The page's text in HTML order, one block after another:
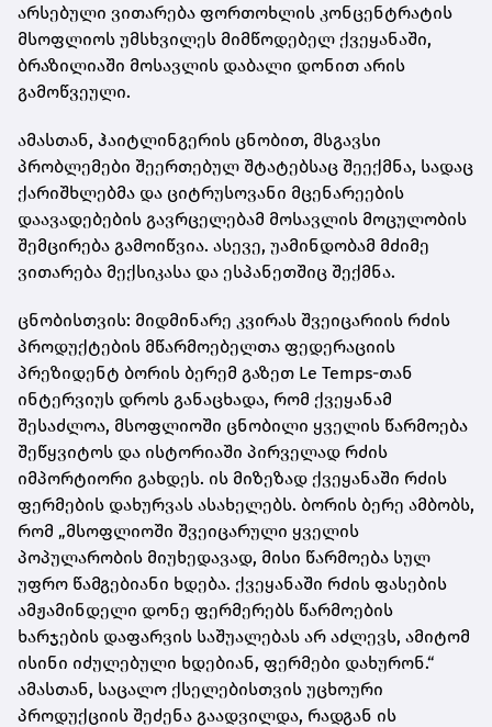
არსებული ვითარება ფორთოხლის კონცენტრატის
მსოფლიოს უმსხვილეს მიმწოდებელ ქვეყანაში,
ბრაზილიაში მოსავლის დაბალი დონით არის
გამოწვეული.
ამასთან, ჰაიტლინგერის ცნობით, მსგავსი
პრობლემები შეერთებულ შტატებსაც შეექმნა, სადაც
ქარიშხლებმა და ციტრუსოვანი მცენარეების
დაავადებების გავრცელებამ მოსავლის მოცულობის
შემცირება გამოიწვია. ასევე, უამინდობამ მძიმე
ვითარება მექსიკასა და ესპანეთშიც შექმნა.
ცნობისთვის: მიდმინარე კვირას შვეიცარიის რძის
პროდუქტების მწარმოებელთა ფედერაციის
პრეზიდენტ ბორის ბერემ გაზეთ Le Temps-თან
ინტერვიუს დროს განაცხადა, რომ ქვეყანამ
შესაძლოა, მსოფლიოში ცნობილი ყველის წარმოება
შეწყვიტოს და ისტორიაში პირველად რძის
იმპორტიორი გახდეს. ის მიზეზად ქვეყანაში რძის
ფერმების დახურვას ასახელებს. ბორის ბერე ამბობს,
რომ „მსოფლიოში შვეიცარული ყველის
პოპულარობის მიუხედავად, მისი წარმოება სულ
უფრო წამგებიანი ხდება. ქვეყანაში რძის ფასების
ამჟამინდელი დონე ფერმერებს წარმოების
ხარჯების დაფარვის საშუალებას არ აძლევს, ამიტომ
ისინი იძულებული ხდებიან, ფერმები დახურონ.“
ამასთან, საცალო ქსელებისთვის უცხოური
პროდუქციის შეძენა გაადვილდა, რადგან ის